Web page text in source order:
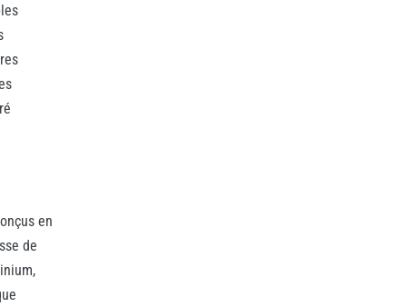
en
de